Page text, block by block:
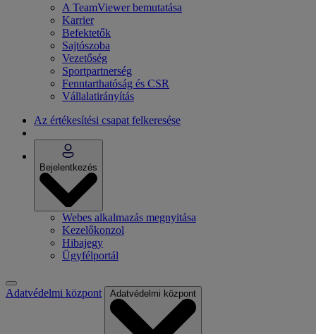
A TeamViewer bemutatása
Karrier
Befektetők
Sajtószoba
Vezetőség
Sportpartnerség
Fenntarthatóság és CSR
Vállalatirányítás
Az értékesítési csapat felkeresése
Bejelentkezés
Webes alkalmazás megnyitása
Kezelőkonzol
Hibajegy
Ügyfélportál
Adatvédelmi központ Adatvédelmi központ